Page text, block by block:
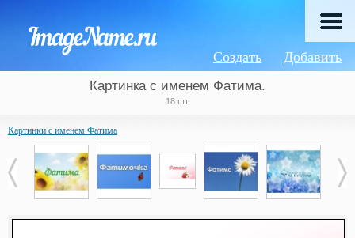
Добавить
Создать
Картинка с именем Фатима.
18 шт.
Картинки с именем Фатима